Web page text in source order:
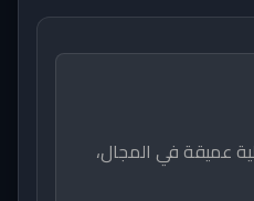
عميقة في المجال،